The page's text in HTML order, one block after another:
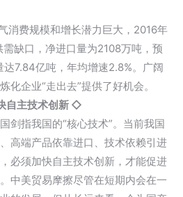
消费规模和增长潜力巨大，2016年
缺口，净进口量为2108万吨，预
7.84亿吨，年均增速2.8%。广阔
化企业“走出去”提供了好机会。
自主技术创新 ◇
剑指我国的“核心技术”。当前我国
高端产品依靠进口、技术依赖引进
必须加快自主技术创新，才能促进
中美贸易摩擦尽管在短期内会在一